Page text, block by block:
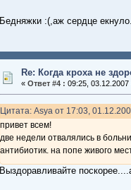
Бедняжки :(,аж сердце
Re: Когда кроха не
« Ответ #4 : 09:25, 03.12.2007
Цитата: Asya от 17:03,
привет всем!
две недели отвалялись в
антибиотик. на попе живого
Выздоравливайте